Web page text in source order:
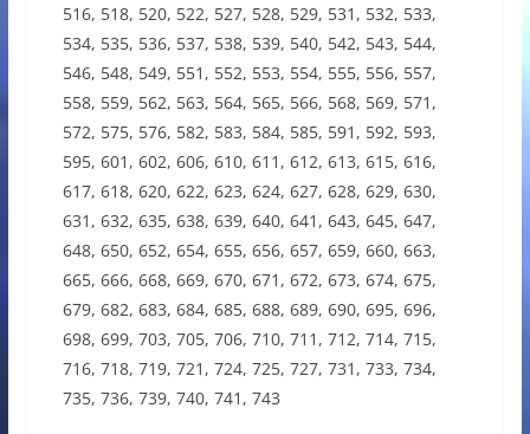
516, 518, 520, 522, 527, 528, 529, 531, 532, 533,
534, 535, 536, 537, 538, 539, 540, 542, 543, 544,
546, 548, 549, 551, 552, 553, 554, 555, 556, 557,
558, 559, 562, 563, 564, 565, 566, 568, 569, 571,
572, 575, 576, 582, 583, 584, 585, 591, 592, 593,
595, 601, 602, 606, 610, 611, 612, 613, 615, 616,
617, 618, 620, 622, 623, 624, 627, 628, 629, 630,
631, 632, 635, 638, 639, 640, 641, 643, 645, 647,
648, 650, 652, 654, 655, 656, 657, 659, 660, 663,
665, 666, 668, 669, 670, 671, 672, 673, 674, 675,
679, 682, 683, 684, 685, 688, 689, 690, 695, 696,
698, 699, 703, 705, 706, 710, 711, 712, 714, 715,
716, 718, 719, 721, 724, 725, 727, 731, 733, 734,
735, 736, 739, 740, 741, 743